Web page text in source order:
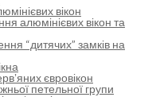
вікон
алюмінієвих вікон та
“дитячих” замків на
євровікон
петельної групи